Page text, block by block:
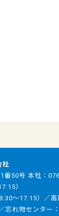
社
番50号 本社：
）
8:30～17:15）／
忘れ物センター